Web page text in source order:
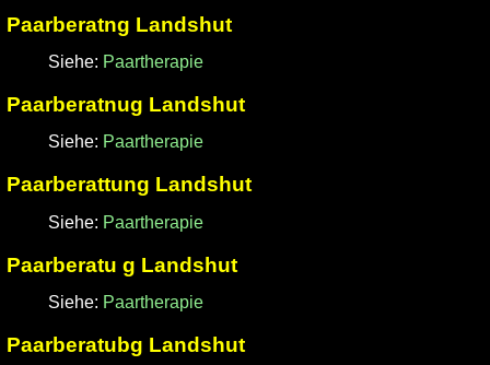
Paarberatng Landshut
Siehe: Paartherapie
Paarberatnug Landshut
Siehe: Paartherapie
Paarberattung Landshut
Siehe: Paartherapie
Paarberatu g Landshut
Siehe: Paartherapie
Paarberatubg Landshut